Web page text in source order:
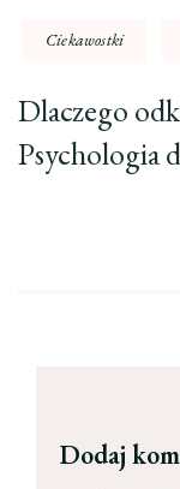
Ciekawostki
Dlaczego
Psychologia
Dodaj